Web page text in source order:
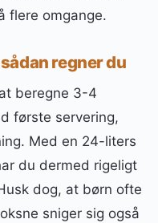
flere omgange.
regner du
beregne 3-4
første servering,
Med en 24-liters
du dermed rigeligt
dog, at børn ofte
sniger sig også